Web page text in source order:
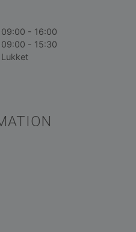
09:00 - 16:00
09:00 - 15:30
Lukket